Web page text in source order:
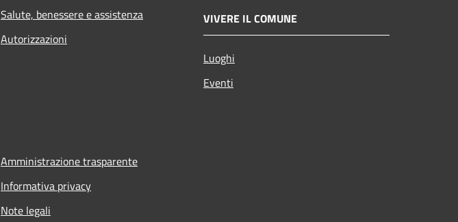
Salute, benessere e assistenza
Autorizzazioni
VIVERE IL COMUNE
Luoghi
Eventi
Amministrazione trasparente
Informativa privacy
Note legali